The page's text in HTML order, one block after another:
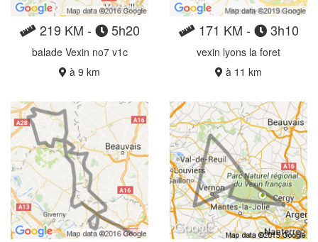
219 KM - 5h20
balade Vexin no7 v1c
à 9 km
171 KM - 3h10
vexin lyons la foret
à 11 km